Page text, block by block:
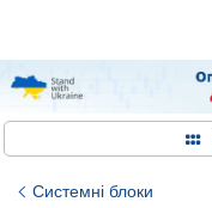
Системні блоки